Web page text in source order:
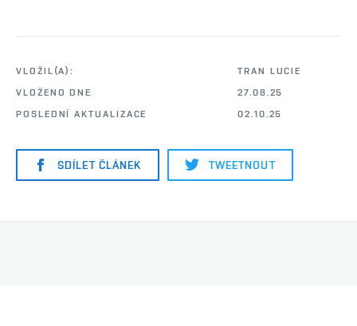
VLOŽIL(A):
TRAN LUCIE
VLOŽENO DNE
27.08.25
POSLEDNÍ AKTUALIZACE
02.10.25
SDÍLET ČLÁNEK TWEETNOUT